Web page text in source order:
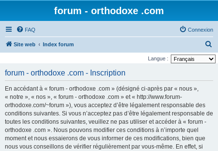
forum - orthodoxe .com
FAQ Connexion
Site web Index forum
e
Langue :
forum - orthodoxe .com - Inscription
En accédant à « forum - orthodoxe .com » (désigné ci-après par « nous »,
« notre », « nos », « forum - orthodoxe .com » et « http://www.forum-
orthodoxe.com/~forum »), vous acceptez d’être légalement responsable des
conditions suivantes. Si vous n’acceptez pas d’être légalement responsable de
toutes les conditions suivantes, veuillez ne pas utiliser et accéder à « forum -
orthodoxe .com ». Nous pouvons modifier ces conditions à n’importe quel
moment et nous essaierons de vous informer de ces modifications, bien que
nous vous conseillons de vérifier régulièrement par vous-même. En effet, si